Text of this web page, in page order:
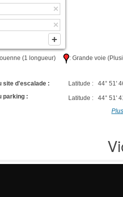
(1 longueur) : Grande voie
site d'escalade : Latitude : 44° 51'
parking :
Latitude : 44° 51'